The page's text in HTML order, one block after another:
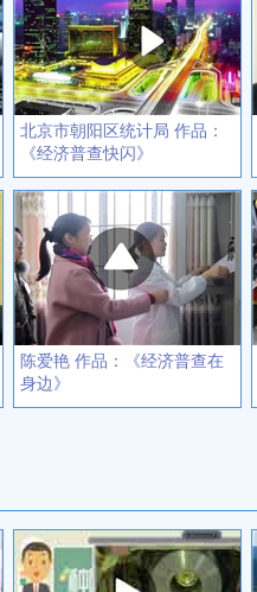
北京市朝阳区统计局 作品：
《经济普查快闪》
陈爱艳 作品：《经济普查在
身边》